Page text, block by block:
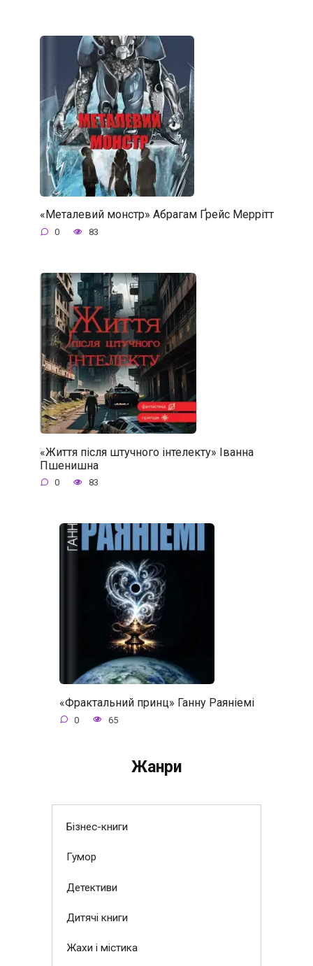
«Металевий монстр» Абрагам Ґрейс Меррітт
0 83
«Життя після штучного інтелекту» Іванна
Пшенишна
0 83
«Фрактальний принц» Ганну Раяніемі
0 65
Жанри
Бізнес-книги
Гумор
Детективи
Дитячі книги
Жахи і містика